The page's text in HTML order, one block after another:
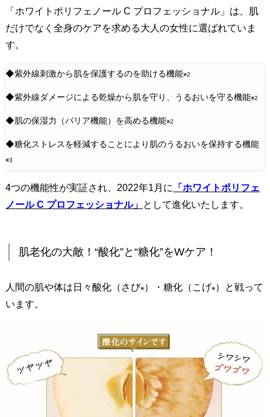
.
の
敵
！
酸
と
“
”
W
ケ
2
.
ビ
「ホワイトポリフェノール C プロフェッショナル」は、肌
だけでなく全身のケアを求める大人の女性に選ばれていま
す。
◆紫外線刺激から肌を保護するのを助ける機能※2
◆紫外線ダメージによる乾燥から肌を守り、うるおいを守る機能※2
◆肌の保湿力（バリア機能）を高める機能※2
◆糖化ストレスを軽減することにより肌のうるおいを保持する機能
※3
4つの機能性が実証され、2022年1月に
「ホワイトポリフェ
ノール C プロフェッショナル」 として進化いたします。
肌老化の大敵！“酸化”と“糖化”をWケア！
人間の肌や体は日々酸化（さび※）・糖化（こげ※）と戦って
います。